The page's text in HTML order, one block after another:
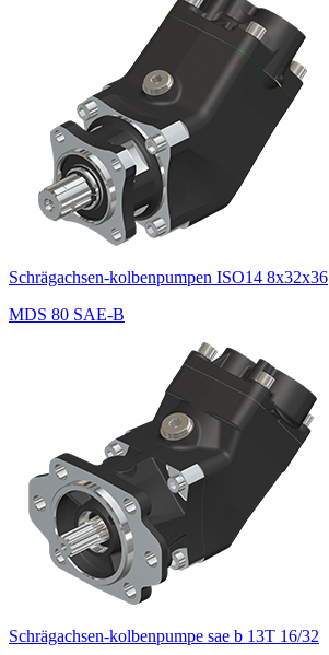
Schrägachsen-kolbenpumpen ISO14 8x32x36
MDS 80 SAE-B
Schrägachsen-kolbenpumpe sae b 13T 16/32